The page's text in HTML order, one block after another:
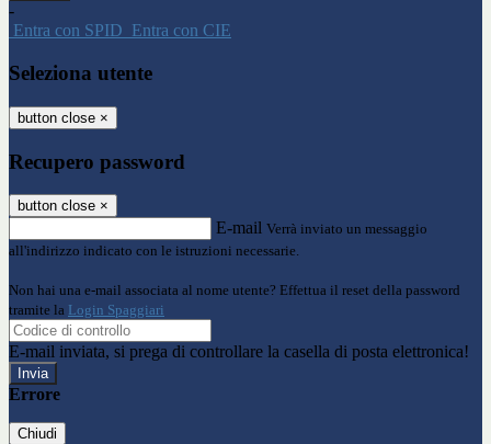
-
Entra con SPID Entra con CIE
Seleziona utente
button close ×
Recupero password
button close ×
E-mail Verrà inviato un messaggio
all'indirizzo indicato con le istruzioni necessarie.
Non hai una e-mail associata al nome utente? Effettua il reset della password
tramite la Login Spaggiari
E-mail inviata, si prega di controllare la casella di posta elettronica!
Errore
Chiudi